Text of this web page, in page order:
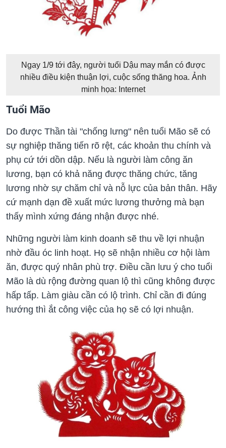
Ngay 1/9 tới đây, người tuổi Dậu may mắn có được
nhiều điều kiện thuận lợi, cuộc sống thăng hoa. Ảnh
minh họa: Internet
Tuổi Mão
Do được Thần tài "chống lưng" nên tuổi Mão sẽ có
sự nghiệp thăng tiến rõ rệt, các khoản thu chính và
phụ cứ tới dồn dập. Nếu là người làm công ăn
lương, bạn có khả năng được thăng chức, tăng
lương nhờ sự chăm chỉ và nỗ lực của bản thân. Hãy
cứ mạnh dạn đề xuất mức lương thưởng mà bạn
thấy mình xứng đáng nhận được nhé.
Những người làm kinh doanh sẽ thu về lợi nhuận
nhờ đầu óc linh hoạt. Họ sẽ nhận nhiều cơ hội làm
ăn, được quý nhân phù trợ. Điều cần lưu ý cho tuổi
Mão là dù rộng đường quan lộ thì cũng không được
hấp tấp. Làm giàu cần có lộ trình. Chỉ cần đi đúng
hướng thì ắt công việc của họ sẽ có lợi nhuận.